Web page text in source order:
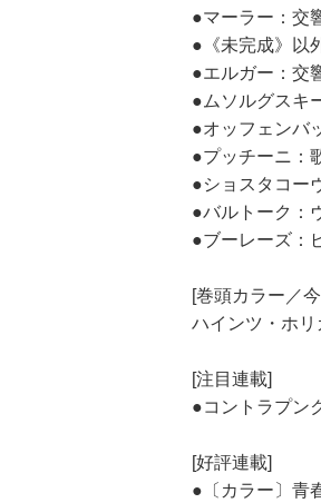
●マーラー：
●《未完成》以
●エルガー：
●ムソルグスキ
●オッフェンバ
●プッチーニ：
●ショスタコー
●バルトーク：
●ブーレーズ：
[巻頭カラー／
ハインツ・ホ
[注目連載]
●コントラプ
[好評連載]
●〔カラー〕青